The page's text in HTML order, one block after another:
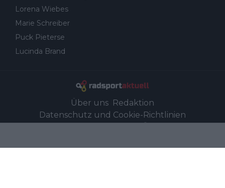
Lorena Wiebes
Marie Schreiber
Puck Pieterse
Lucinda Brand
Über uns Redaktion
Datenschutz und Cookie-Richtlinien
Eigentumsfinanzierungs- und WerbepolitikKontakt